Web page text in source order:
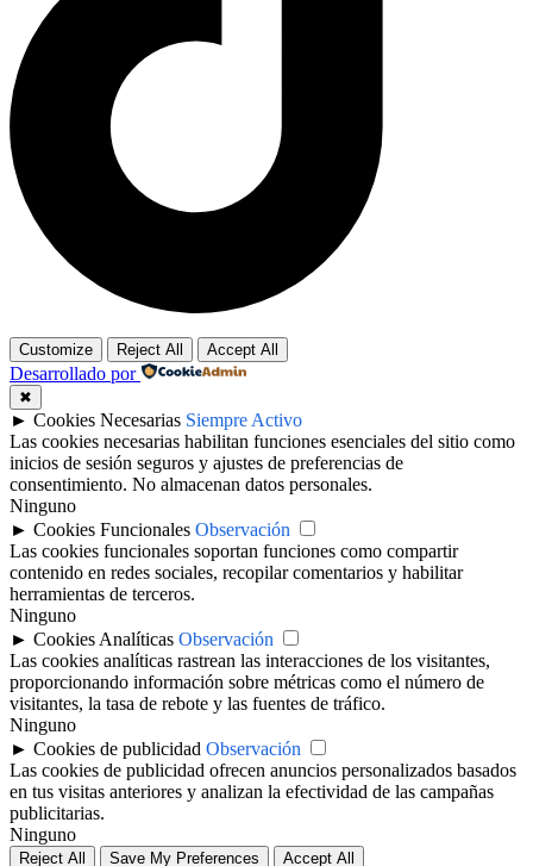
Customize Reject All Accept All
Desarrollado por
✖
► Cookies Necesarias Siempre Activo
Las cookies necesarias habilitan funciones esenciales del sitio como
inicios de sesión seguros y ajustes de preferencias de
consentimiento. No almacenan datos personales.
Ninguno
► Cookies Funcionales Observación
Las cookies funcionales soportan funciones como compartir
contenido en redes sociales, recopilar comentarios y habilitar
herramientas de terceros.
Ninguno
► Cookies Analíticas Observación
Las cookies analíticas rastrean las interacciones de los visitantes,
proporcionando información sobre métricas como el número de
visitantes, la tasa de rebote y las fuentes de tráfico.
Ninguno
► Cookies de publicidad Observación
Las cookies de publicidad ofrecen anuncios personalizados basados
en tus visitas anteriores y analizan la efectividad de las campañas
publicitarias.
Ninguno
Reject All Save My Preferences Accept All